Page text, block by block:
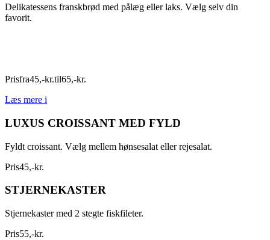
Delikatessens franskbrød med pålæg eller laks. Vælg selv din
favorit.
Prisfra45,-kr.til65,-kr.
Læs mere i
LUXUS CROISSANT MED FYLD
Fyldt croissant. Vælg mellem hønsesalat eller rejesalat.
Pris45,-kr.
STJERNEKASTER
Stjernekaster med 2 stegte fiskfileter.
Pris55,-kr.